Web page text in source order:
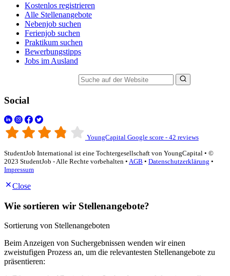
Kostenlos registrieren
Alle Stellenangebote
Nebenjob suchen
Ferienjob suchen
Praktikum suchen
Bewerbungstipps
Jobs im Ausland
Social
YoungCapital Google score - 42 reviews
StudentJob International ist eine Tochtergesellschaft von YoungCapital • ©
2023 StudentJob - Alle Rechte vorbehalten • AGB • Datenschutzerklärung •
Impressum
Close
Wie sortieren wir Stellenangebote?
Sortierung von Stellenangeboten
Beim Anzeigen von Suchergebnissen wenden wir einen
zweistufigen Prozess an, um die relevantesten Stellenangebote zu
präsentieren: